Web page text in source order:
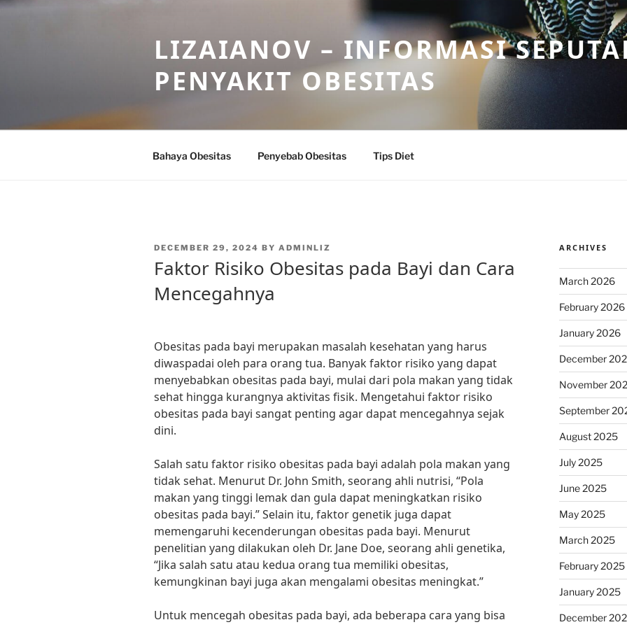
Skip
LIZAIANOV – INFORMASI
PENYAKIT OBESITAS
Bahaya Obesitas Penyebab Obesitas Tips Diet
POSTED
DECEMBER 29, 2024 BY ADMINLIZ
Faktor Risiko Obesitas pada Bayi dan Cara
Mencegahnya
Obesitas pada bayi merupakan masalah kesehatan yang harus
diwaspadai oleh para orang tua. Banyak faktor risiko yang dapat
menyebabkan obesitas pada bayi, mulai dari pola makan yang tidak
sehat hingga kurangnya aktivitas fisik. Mengetahui faktor risiko
obesitas pada bayi sangat penting agar dapat mencegahnya sejak
dini.
Salah satu faktor risiko obesitas pada bayi adalah pola makan yang
tidak sehat. Menurut Dr. John Smith, seorang ahli nutrisi, “Pola
makan yang tinggi lemak dan gula dapat meningkatkan risiko
obesitas pada bayi.” Selain itu, faktor genetik juga dapat
memengaruhi kecenderungan obesitas pada bayi. Menurut
penelitian yang dilakukan oleh Dr. Jane Doe, seorang ahli genetika,
“Jika salah satu atau kedua orang tua memiliki obesitas,
kemungkinan bayi juga akan mengalami obesitas meningkat.”
Untuk mencegah obesitas pada bayi, ada beberapa cara yang bisa
ARCHIVES
March 2026
February 2026
January 2026
December
November
September
August 2025
July 2025
June 2025
May 2025
March 2025
February 2025
January 2025
December